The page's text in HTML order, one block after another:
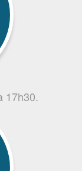
17h30.